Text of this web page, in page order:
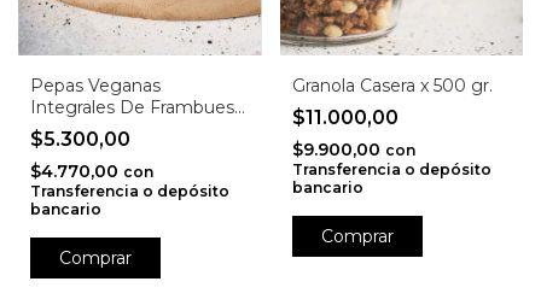
Pepas Veganas
Integrales De Frambuesa
Y Pistachos Con Avena
$5.300,00
$4.770,00 con
Transferencia o depósito
bancario
Granola Casera x 500 gr.
$11.000,00
$9.900,00 con
Transferencia o depósito
bancario